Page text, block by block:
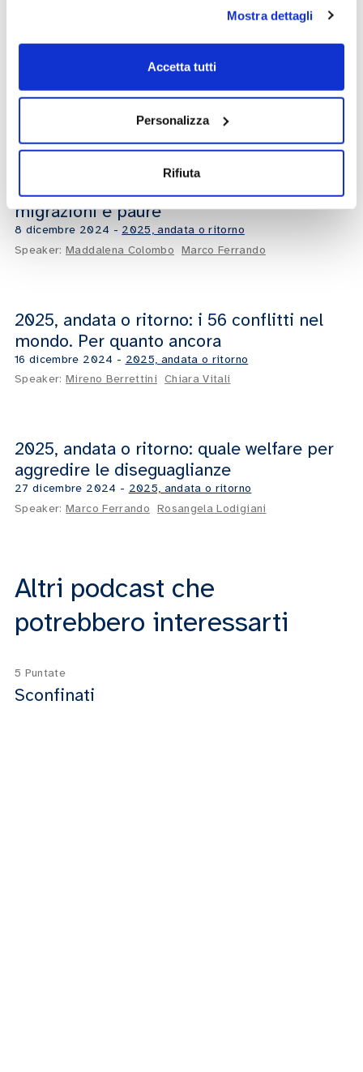
Mostra dettagli
Accetta tutti
Personalizza
Rifiuta
2025, andata o ritorno: il fattore
29 novembre 2024-2025, andata o ritorno
Marco Ferrando Antonio Campati
2025, andata o ritorno: migranti,
migrazioni e paure
8 dicembre 2024 - 2025, andata o ritorno
Speaker:Maddalena Colombo Marco Ferrando
2025, andata o ritorno: i 56 conflitti nel
mondo. Per quanto ancora
16 dicembre 2024 - 2025, andata o ritorno
Speaker:Mireno Berrettini Chiara Vitali
2025, andata o ritorno: quale welfare per
aggredire le diseguaglianze
27 dicembre 2024 - 2025, andata o ritorno
Speaker:Marco Ferrando Rosangela Lodigiani
Altri podcast che
potrebbero interessarti
5 Puntate
Sconfinati